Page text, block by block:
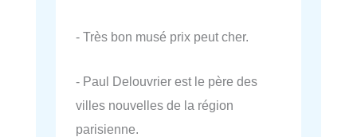
- Très bon musé prix peut cher.
- Paul Delouvrier est le père des
villes nouvelles de la région
parisienne.